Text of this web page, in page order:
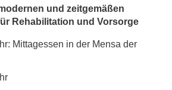
und zeitgemäßen
Rehabilitation und Vorsorge
Mittagessen in der Mensa der